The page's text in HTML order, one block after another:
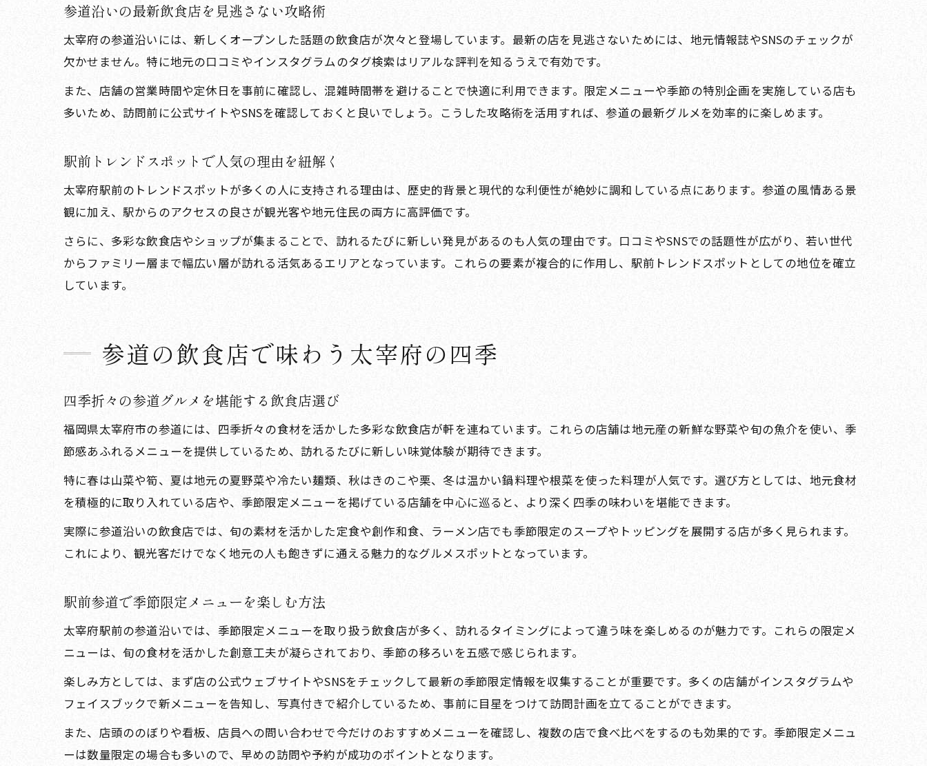
穴場スポットで味わう駅前限定グルメの魅力
駅前散策で発見する食とスポットの意外性
駅前から始まる参道観光モデルコース紹介
参道飲食店も満喫できる観光ルート提案
参道沿いの最新飲食店を見逃さない攻略術
太宰府の参道沿いには、新しくオープンした話題の飲食店が次々と登場しています。最新の店を見逃さないためには、地元情報誌やSNSのチェックが
欠かせません。特に地元の口コミやインスタグラムのタグ検索はリアルな評判を知るうえで有効です。
また、店舗の営業時間や定休日を事前に確認し、混雑時間帯を避けることで快適に利用できます。限定メニューや季節の特別企画を実施している店も
多いため、訪問前に公式サイトやSNSを確認しておくと良いでしょう。こうした攻略術を活用すれば、参道の最新グルメを効率的に楽しめます。
駅前トレンドスポットで人気の理由を紐解く
太宰府駅前のトレンドスポットが多くの人に支持される理由は、歴史的背景と現代的な利便性が絶妙に調和している点にあります。参道の風情ある景
観に加え、駅からのアクセスの良さが観光客や地元住民の両方に高評価です。
さらに、多彩な飲食店やショップが集まることで、訪れるたびに新しい発見があるのも人気の理由です。口コミやSNSでの話題性が広がり、若い世代
からファミリー層まで幅広い層が訪れる活気あるエリアとなっています。これらの要素が複合的に作用し、駅前トレンドスポットとしての地位を確立
しています。
参道の飲食店で味わう太宰府の四季
四季折々の参道グルメを堪能する飲食店選び
福岡県太宰府市の参道には、四季折々の食材を活かした多彩な飲食店が軒を連ねています。これらの店舗は地元産の新鮮な野菜や旬の魚介を使い、季
節感あふれるメニューを提供しているため、訪れるたびに新しい味覚体験が期待できます。
特に春は山菜や筍、夏は地元の夏野菜や冷たい麺類、秋はきのこや栗、冬は温かい鍋料理や根菜を使った料理が人気です。選び方としては、地元食材
を積極的に取り入れている店や、季節限定メニューを掲げている店舗を中心に巡ると、より深く四季の味わいを堪能できます。
実際に参道沿いの飲食店では、旬の素材を活かした定食や創作和食、ラーメン店でも季節限定のスープやトッピングを展開する店が多く見られます。
これにより、観光客だけでなく地元の人も飽きずに通える魅力的なグルメスポットとなっています。
駅前参道で季節限定メニューを楽しむ方法
太宰府駅前の参道沿いでは、季節限定メニューを取り扱う飲食店が多く、訪れるタイミングによって違う味を楽しめるのが魅力です。これらの限定メ
ニューは、旬の食材を活かした創意工夫が凝らされており、季節の移ろいを五感で感じられます。
楽しみ方としては、まず店の公式ウェブサイトやSNSをチェックして最新の季節限定情報を収集することが重要です。多くの店舗がインスタグラムや
フェイスブックで新メニューを告知し、写真付きで紹介しているため、事前に目星をつけて訪問計画を立てることができます。
また、店頭ののぼりや看板、店員への問い合わせで今だけのおすすめメニューを確認し、複数の店で食べ比べをするのも効果的です。季節限定メニュ
ーは数量限定の場合も多いので、早めの訪問や予約が成功のポイントとなります。